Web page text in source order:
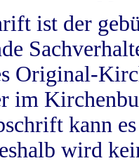
ist der
Original-
im
kann
wird